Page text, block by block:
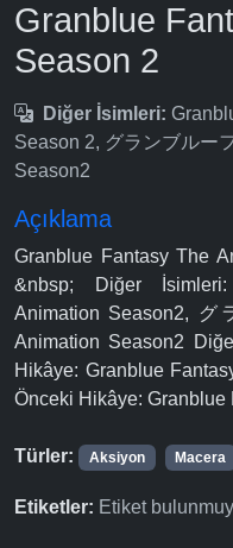
Granblue
Season 2
Diğer İsimleri:
Season 2, グランブルー
Season2
Açıklama
Granblue Fantasy The
&nbsp; Diğer
Animation Season2,
Animation Season2
Hikâye: Granblue
Önceki Hikâye: Granblue
Türler: Aksiyon Macera
Etiketler: Etiket